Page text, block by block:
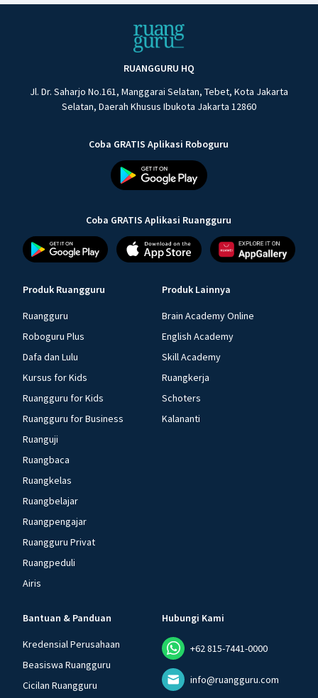
RUANGGURU HQ
Jl. Dr. Saharjo No.161, Manggarai Selatan, Tebet, Kota Jakarta
Selatan, Daerah Khusus Ibukota Jakarta 12860
Coba GRATIS Aplikasi Roboguru
Coba GRATIS Aplikasi Ruangguru
Produk Ruangguru
Ruangguru
Roboguru Plus
Dafa dan Lulu
Kursus for Kids
Ruangguru for Kids
Ruangguru for Business
Ruanguji
Ruangbaca
Ruangkelas
Ruangbelajar
Ruangpengajar
Ruangguru Privat
Ruangpeduli
Airis
Produk Lainnya
Brain Academy Online
English Academy
Skill Academy
Ruangkerja
Schoters
Kalananti
Bantuan & Panduan
Kredensial Perusahaan
Beasiswa Ruangguru
Cicilan Ruangguru
Hubungi Kami
+62 815-7441-0000
info@ruangguru.com